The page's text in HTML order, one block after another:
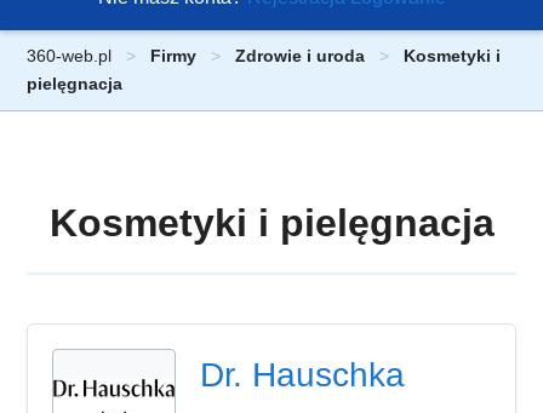
360-web.pl Firmy Zdrowie i uroda
Kosmetyki i
pielęgnacja
Kosmetyki i pielęgnacja
Dr. Hauschka